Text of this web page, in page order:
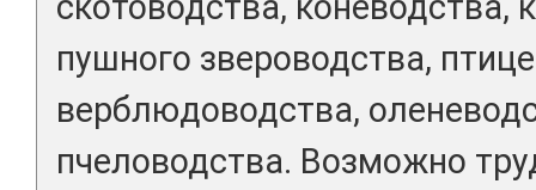
пушного звероводства,
верблюдоводства,
пчеловодства. Возможно